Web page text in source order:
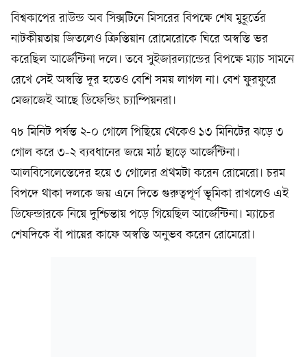
বিশ্বকাপের রাউন্ড অব সিক্সটিনে মিসরের বিপক্ষে শেষ মুহূর্তের
নাটকীয়তায় জিতলেও ক্রিস্তিয়ান রোমেরোকে ঘিরে অস্বস্তি ভর
করেছিল আর্জেন্টিনা দলে। তবে সুইজারল্যান্ডের বিপক্ষে ম্যাচ সামনে
রেখে সেই অস্বস্তি দূর হতেও বেশি সময় লাগল না। বেশ ফুরফুরে
মেজাজেই আছে ডিফেন্ডিং চ্যাম্পিয়নরা।
৭৮ মিনিট পর্যন্ত ২-০ গোলে পিছিয়ে থেকেও ১৩ মিনিটের ঝড়ে ৩
গোল করে ৩-২ ব্যবধানের জয়ে মাঠ ছাড়ে আর্জেন্টিনা।
আলবিসেলেস্তেদের হয়ে ৩ গোলের প্রথমটা করেন রোমেরো। চরম
বিপদে থাকা দলকে জয় এনে দিতে গুরুত্বপূর্ণ ভূমিকা রাখলেও এই
ডিফেন্ডারকে নিয়ে দুশ্চিন্তায় পড়ে গিয়েছিল আর্জেন্টিনা। ম্যাচের
শেষদিকে বাঁ পায়ের কাফে অস্বস্তি অনুভব করেন রোমেরো।